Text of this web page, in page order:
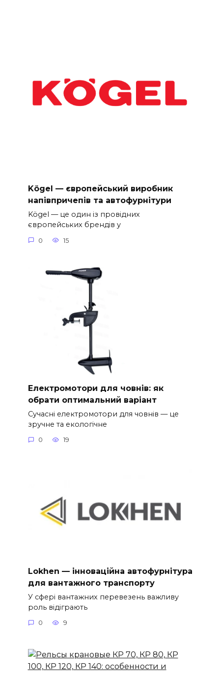
Kögel — європейський виробник
напівпричепів та автофурнітури
Kögel — це один із провідних
європейських брендів у
0 15
Електромотори для човнів: як
обрати оптимальний варіант
Сучасні електромотори для човнів — це
зручне та екологічне
0 19
Lokhen — інноваційна автофурнітура
для вантажного транспорту
У сфері вантажних перевезень важливу
роль відіграють
0 9